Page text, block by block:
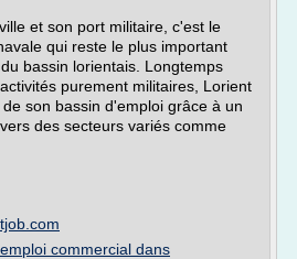
et son port militaire, c'est le
qui reste le plus important
bassin lorientais. Longtemps
purement militaires, Lorient
son bassin d'emploi grâce à un
des secteurs variés comme
commercial dans